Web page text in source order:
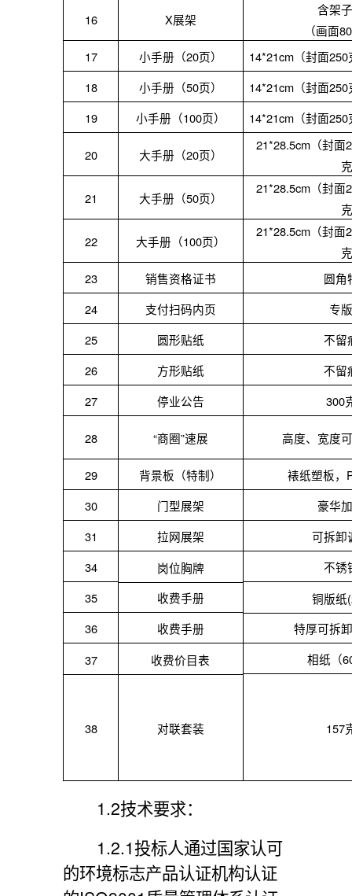
16 X展架
含架
（画面
17
小手册（20页）
14*21cm（封面
18
小手册（50页）
14*21cm（封面
19
小手册（100页） 14*21cm（封面
20 大手册（20页）
21*28.5cm（封面
21
大手册（50页）
21*28.5cm（封面
22
大手册（100页）
21*28.5cm（封面
23
销售资格证书
圆角
24
支付扫码内页
专
25
圆形贴纸
不留
26
方形贴纸
不留
27
停业公告 300
28 “商圈”速展 高度、宽度
29 背景板（特制） 裱纸塑板，
30
门型展架
豪华
31
拉网展架
可拆卸
34
岗位胸牌
不锈
35
收费手册 铜版纸
36
收费手册
特厚可拆
37
收费价目表 相纸（
38 对联套装 157
1.2技术要求：
1.2.1投标人通过国家认可
的环境标志产品认证机构认证